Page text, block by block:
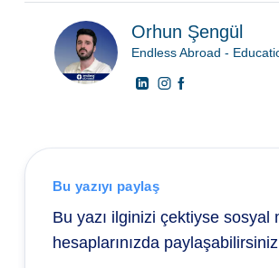
Orhun Şengül
Endless Abroad -
Bu yazıyı paylaş
Bu yazı ilginizi çektiyse sosyal
hesaplarınızda